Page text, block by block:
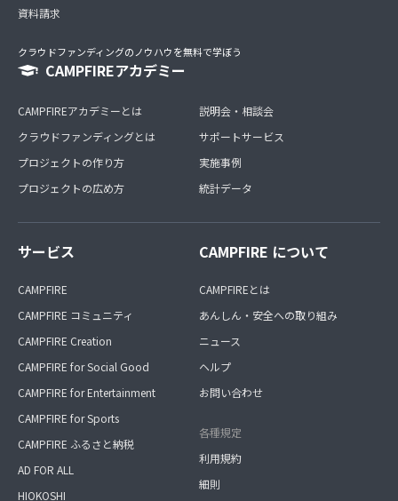
資料請求
クラウドファンディングのノウハウを無料で学ぼう
CAMPFIREアカデミー
CAMPFIREアカデミーとは
クラウドファンディングとは
プロジェクトの作り方
プロジェクトの広め方
説明会・相談会
サポートサービス
実施事例
統計データ
サービス
CAMPFIRE
CAMPFIRE コミュニティ
CAMPFIRE Creation
CAMPFIRE for Social Good
CAMPFIRE for Entertainment
CAMPFIRE for Sports
CAMPFIRE ふるさと納税
AD FOR ALL
HIOKOSHI
CAMPFIRE について
CAMPFIREとは
あんしん・安全への取り組み
ニュース
ヘルプ
お問い合わせ
各種規定
利用規約
細則